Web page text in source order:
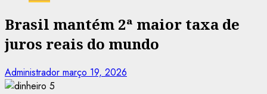
Brasil mantém 2ª maior taxa de
juros reais do mundo
Administrador março 19, 2026